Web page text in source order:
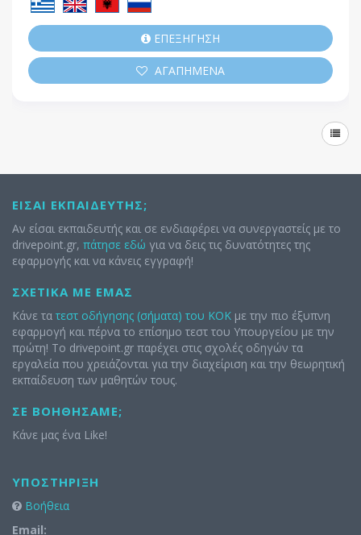
ΕΠΕΞΗΓΗΣΗ
ΑΓΑΠΗΜΕΝΑ
ΕΊΣΑΙ ΕΚΠΑΙΔΕΥΤΉΣ;
Αν είσαι εκπαιδευτής και σε ενδιαφέρει να συνεργαστείς με το
drivepoint.gr, πάτησε εδώ για να δεις τις δυνατότητες της
εφαρμογής και να κάνεις εγγραφή!
ΣΧΕΤΙΚΆ ΜΕ ΕΜΆΣ
Κάνε τα τεστ οδήγησης (σήματα) του ΚΟΚ με την πιο έξυπνη
εφαρμογή και πέρνα το επίσημο τεστ του Υπουργείου με την
πρώτη! Το drivepoint.gr παρέχει στις σχολές οδηγών τα
εργαλεία που χρειάζονται για την διαχείριση και την θεωρητική
εκπαίδευση των μαθητών τους.
ΣΕ ΒΟΗΘΉΣΑΜΕ;
Κάνε μας ένα Like!
ΥΠΟΣΤΉΡΙΞΗ
Βοήθεια
Email: